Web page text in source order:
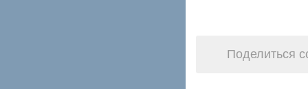
Поделиться